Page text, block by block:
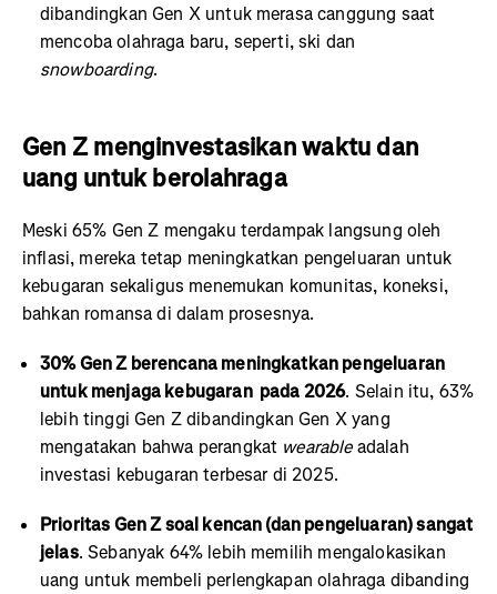
dibandingkan Gen X untuk merasa canggung saat
mencoba olahraga baru, seperti, ski dan
snowboarding.
Gen Z menginvestasikan waktu dan
uang untuk berolahraga
Meski 65% Gen Z mengaku terdampak langsung oleh
inflasi, mereka tetap meningkatkan pengeluaran untuk
kebugaran sekaligus menemukan komunitas, koneksi,
bahkan romansa di dalam prosesnya.
30% Gen Z berencana meningkatkan pengeluaran
untuk menjaga kebugaran pada 2026. Selain itu, 63%
lebih tinggi Gen Z dibandingkan Gen X yang
mengatakan bahwa perangkat wearableadalah
investasi kebugaran terbesar di 2025.
Prioritas Gen Z soal kencan (dan pengeluaran) sangat
jelas. Sebanyak 64% lebih memilih mengalokasikan
uang untuk membeli perlengkapan olahraga dibanding